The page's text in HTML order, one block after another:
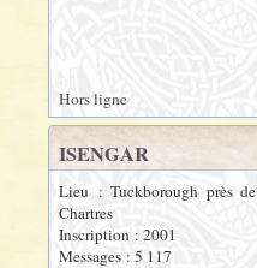
Hors ligne
ISENGAR
Lieu : Tuckborough près de
Chartres
Inscription : 2001
Messages : 5 117